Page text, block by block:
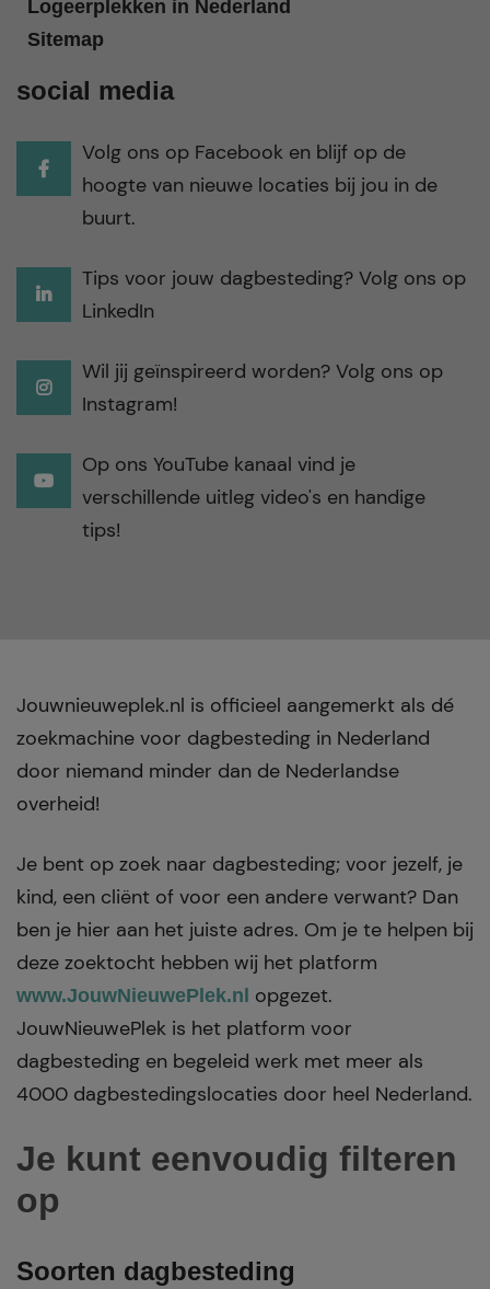
Logeerplekken in Nederland
Sitemap
social media
Volg ons op Facebook en blijf op de
hoogte van nieuwe locaties bij jou in de
buurt.
Tips voor jouw dagbesteding? Volg ons op
LinkedIn
Wil jij geïnspireerd worden? Volg ons op
Instagram!
Op ons YouTube kanaal vind je
verschillende uitleg video's en handige
tips!
Jouwnieuweplek.nl is officieel aangemerkt als dé
zoekmachine voor dagbesteding in Nederland
door niemand minder dan de Nederlandse
overheid!
Je bent op zoek naar dagbesteding; voor jezelf, je
kind, een cliënt of voor een andere verwant? Dan
ben je hier aan het juiste adres. Om je te helpen bij
deze zoektocht hebben wij het platform
www.JouwNieuwePlek.nl opgezet.
JouwNieuwePlek is het platform voor
dagbesteding en begeleid werk met meer als
4000 dagbestedingslocaties door heel Nederland.
Je kunt eenvoudig filteren
op
Soorten dagbesteding